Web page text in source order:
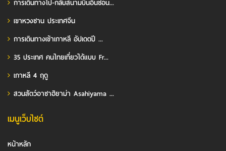
การเดินทางไป-กลับสนามบินอินชอน...
เขาหวงซาน ประเทศจีน
การเดินทางเข้าเกาหลี อัปเดตปี ...
35 ประเทศ คนไทยเที่ยวได้แบบ Fr...
เกาหลี 4 ฤดู
สวนสัตว์อาซาฮิยาม่า Asahiyama ...
เมนูเว็บไซต์
หน้าหลัก